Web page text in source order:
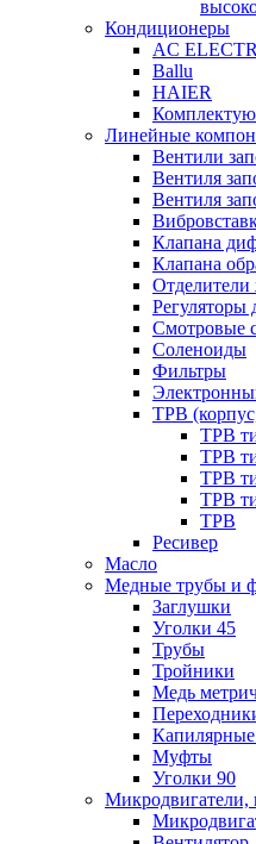
Кондиционеры
AC
Ballu
HAIER
Линейные
Вентили
Вентиля
Вентиля
Клапана
Клапана
Отделители
Регуляторы
Смотровые
Соленоиды
Фильтры
ТРВ
ТРВ
ТРВ
ТРВ
ТРВ
ТРВ
Ресивер
Масло
Медные трубы и
Заглушки
Уголки 45
Трубы
Тройники
Медь
Муфты
Уголки 90
Микродвигатели,